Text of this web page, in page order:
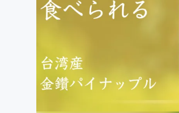
まちづくり・地域活性化